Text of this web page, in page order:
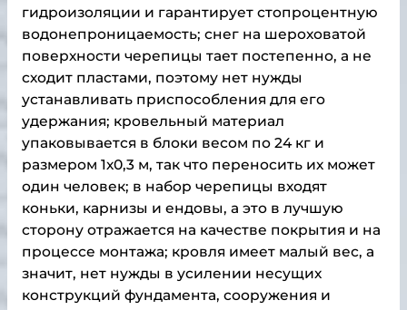
гидроизоляции и гарантирует стопроцентную
водонепроницаемость; снег на шероховатой
поверхности черепицы тает постепенно, а не
сходит пластами, поэтому нет нужды
устанавливать приспособления для его
удержания; кровельный материал
упаковывается в блоки весом по 24 кг и
размером 1х0,3 м, так что переносить их может
один человек; в набор черепицы входят
коньки, карнизы и ендовы, а это в лучшую
сторону отражается на качестве покрытия и на
процессе монтажа; кровля имеет малый вес, а
значит, нет нужды в усилении несущих
конструкций фундамента, сооружения и